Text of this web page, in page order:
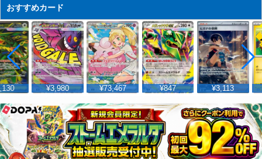
おすすめカード
¥3,980 ¥73,467 ¥847 ¥3,113